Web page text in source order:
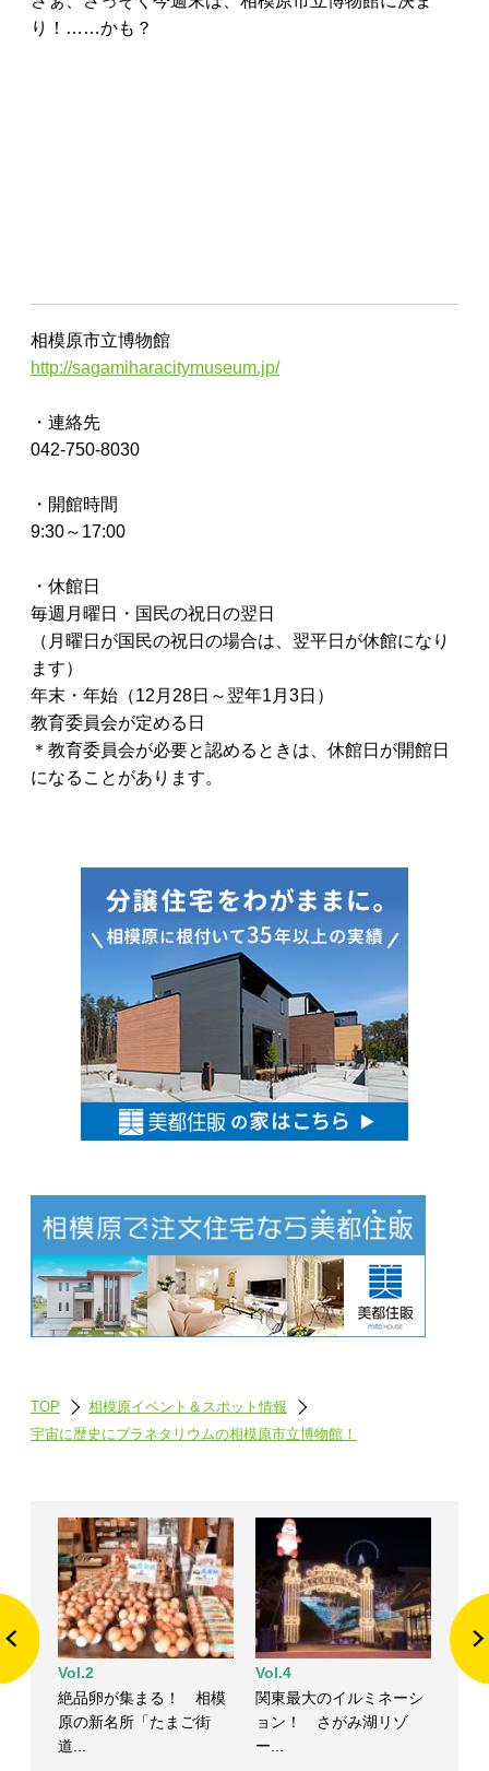
り！……かも？
相模原市立博物館
http://sagamiharacitymuseum.jp/
・連絡先
042-750-8030
・開館時間
9:30～17:00
・休館日
毎週月曜日・国民の祝日の翌日
（月曜日が国民の祝日の場合は、翌平日が休館になり
ます）
年末・年始（12月28日～翌年1月3日）
教育委員会が定める日
＊教育委員会が必要と認めるときは、休館日が開館日
になることがあります。
TOP
相模原イベント＆スポット情報
宇宙に歴史にプラネタリウムの相模原市立博物館！
Vol.2
絶品卵が集まる！ 相模
原の新名所「たまご街
道...
Vol.4
関東最大のイルミネーシ
ョン！ さがみ湖リゾ
ー...